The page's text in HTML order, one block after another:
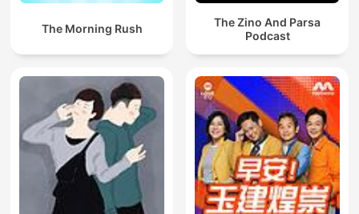
The Morning Rush
The Zino And Parsa
Podcast